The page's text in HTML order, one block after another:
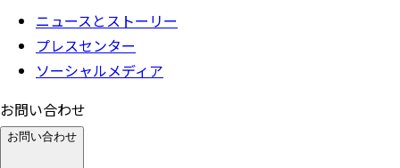
ニュースとストーリー
プレスセンター
ソーシャルメディア
お問い合わせ
お問い合わせ